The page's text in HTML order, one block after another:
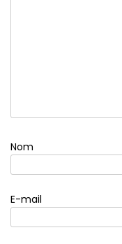
Nom
E-mail